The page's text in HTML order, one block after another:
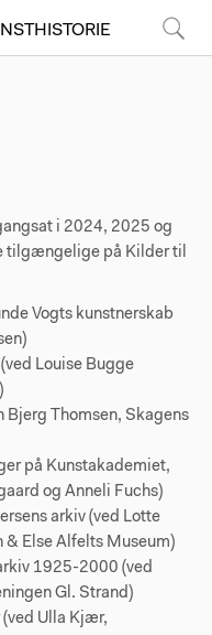
i 2024, 2025 og
tilgængelige på Kilder til
Vogts kunstnerskab
Louise Bugge
Bjerg Thomsen, Skagens
på Kunstakademiet,
og Anneli Fuchs)
arkiv (ved Lotte
& Else Alfelts Museum)
1925-2000 (ved
Gl. Strand)
Ulla Kjær,